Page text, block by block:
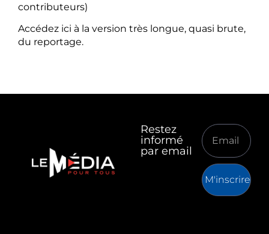
contributeurs)
Accédez ici à la version très longue, quasi brute,
du reportage.
Restez
informé
par email
M'inscrire